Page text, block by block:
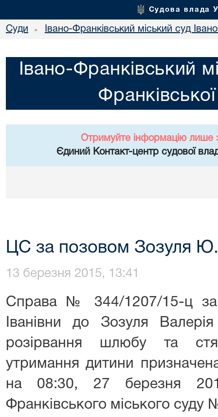
Судова влада
Суди • Івано-Франківський міський суд
Івано-Франківський
Отримуйте інформацію лише
Єдиний Контакт-центр судової
ЦС за позовом Зозуля
13 березня 2015, 13:41
Справа № 344/1207/15-ц за
Іванівни до Зозуля
розірвання шлюбу та
утримання дитини
на 08:30, 27 березня
Франківського міського суду